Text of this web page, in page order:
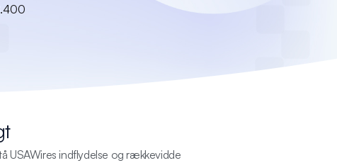
USAWires indflydelse og rækkevidde